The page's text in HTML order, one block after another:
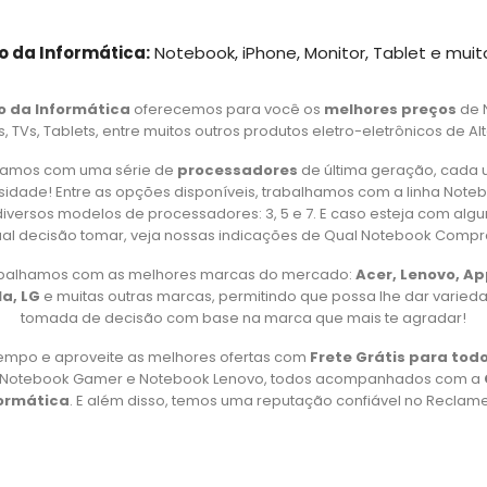
da Informática:Notebook, iPhone, Monitor, Tablet e
da Informática oferecemos para você os melhores preços de
TVs, Tablets, entre muitos outros produtos eletro-eletrônicos de
com uma série de processadores de última geração, cada
Entre as opções disponíveis, trabalhamos com a linha
modelos de processadores: 3, 5 e 7. E caso esteja com
decisão tomar, veja nossas indicações de Qual Notebook
com as melhores marcas do mercado: Acer, Lenovo,
LG e muitas outras marcas, permitindo que possa lhe dar
tomada de decisão com base na marca que mais te agradar!
e aproveite as melhores ofertas com Frete Grátis para
Gamer e Notebook Lenovo, todos acompanhados com a
. E além disso, temos uma reputação confiável no